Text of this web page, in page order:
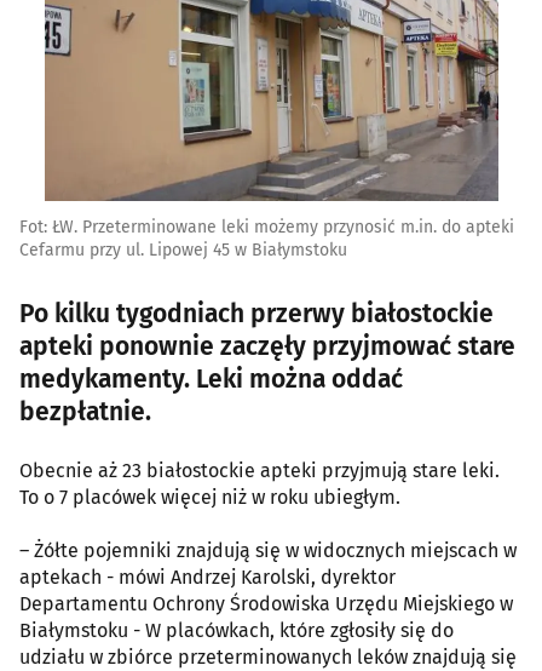
Fot: ŁW. Przeterminowane leki możemy przynosić m.in. do apteki
Cefarmu przy ul. Lipowej 45 w Białymstoku
Po kilku tygodniach przerwy białostockie
apteki ponownie zaczęły przyjmować stare
medykamenty. Leki można oddać
bezpłatnie.
Obecnie aż 23 białostockie apteki przyjmują stare leki.
To o 7 placówek więcej niż w roku ubiegłym.
– Żółte pojemniki znajdują się w widocznych miejscach w
aptekach - mówi Andrzej Karolski, dyrektor
Departamentu Ochrony Środowiska Urzędu Miejskiego w
Białymstoku - W placówkach, które zgłosiły się do
udziału w zbiórce przeterminowanych leków znajdują się